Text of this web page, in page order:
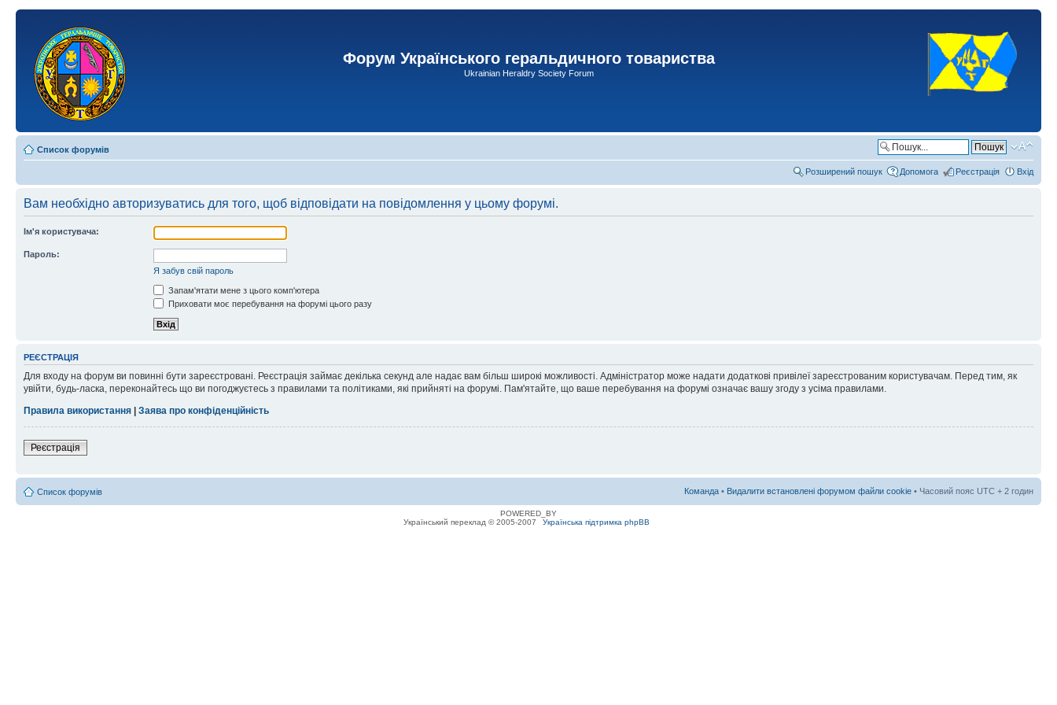
Форум Українського геральдичного товариства
Ukrainian Heraldry Society Forum
Список форумів
Розширений пошук Допомога Реєстрація Вхід
Вам необхідно авторизуватись для того, щоб відповідати на повідомлення у цьому форумі.
Ім'я користувача:
Пароль:
Я забув свій пароль
Запам'ятати мене з цього комп'ютера
Приховати моє перебування на форумі цього разу
РЕЄСТРАЦІЯ
Для входу на форум ви повинні бути зареєстровані. Реєстрація займає декілька секунд але надає вам більш широкі можливості. Адміністратор може надати додаткові привілеї зареєстрованим користувачам. Перед тим, як
увійти, будь-ласка, переконайтесь що ви погоджуєтесь з правилами та політиками, які прийняті на форумі. Пам'ятайте, що ваше перебування на форумі означає вашу згоду з усіма правилами.
Правила використання | Заява про конфіденційність
Реєстрація
Список форумів Команда • Видалити встановлені форумом файли cookie • Часовий пояс UTC + 2 годин
POWERED_BY
Український переклад © 2005-2007
Українська підтримка phpBB